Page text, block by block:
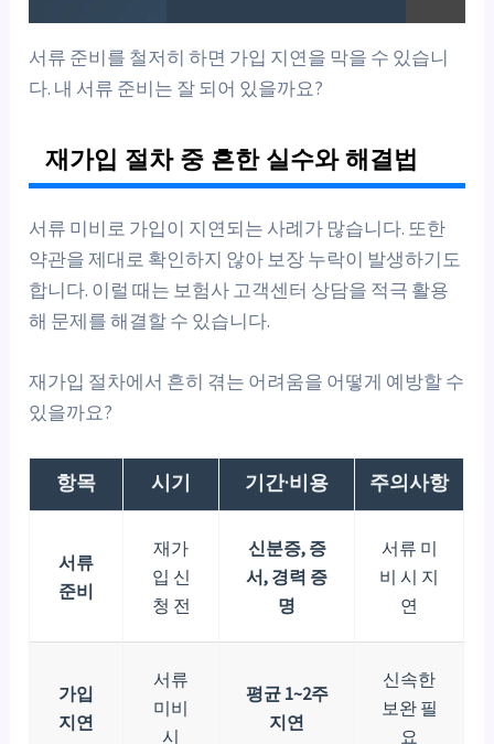
서류 준비를 철저히 하면 가입 지연을 막을 수 있습니
다. 내 서류 준비는 잘 되어 있을까요?
재가입 절차 중 흔한 실수와 해결법
서류 미비로 가입이 지연되는 사례가 많습니다. 또한
약관을 제대로 확인하지 않아 보장 누락이 발생하기도
합니다. 이럴 때는 보험사 고객센터 상담을 적극 활용
해 문제를 해결할 수 있습니다.
재가입 절차에서 흔히 겪는 어려움을 어떻게 예방할 수
있을까요?
항목 시기 기간·비용 주의사항
서류
준비
재가
입 신
청 전
신분증, 증
서, 경력 증
명
서류 미
비 시 지
연
가입
지연
서류
미비
시
평균 1~2주
지연
신속한
보완 필
요